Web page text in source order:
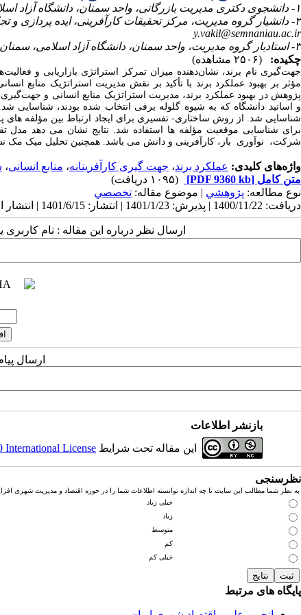
۱- دانشجوی دکتری مدیریت بازرگانی، واحد سمنان، دانشگاه آزاد اسلامی، سمنان، ایران
۲- دانشیار گروه مدیریت، مرکز تحقیقات کارآفرینی، ایده پردازی و تجاری سازی، واحد سمنان، دانشگاه آزاد اسلامی، سمنان، ایران ،
y.vakil@semnaniau.ac.ir
۳- استادیار گروه مدیریت، واحد سمنان، دانشگاه آزاد اسلامی، سمنان، ایران
چکیده:
(۲۵۰۶ مشاهده)
جهت‌گیری نام برند، نشان‌دهنده میزان تمرکز استراتژی بازاریابی و
مؤثر بر بهبود عملکرد برند با تأکید بر نقش مدیریت استراتژیک منابع
برای شناسایی موقعیت مؤلفه ها استفاده شد. نتایج نشان می دهد
شرکت، نوآوری باز، کارآفرینی و دانش می باشد. همچنین تحلیل میک مک
واژه‌های کلیدی: عملکرد برند، جهت‌ گیری کارآفرینانه، منابع انسانی،
متن کامل [PDF 9360 kb]
(۱۰۹۵ دریافت)
نوع مطالعه: پژوهشي | موضوع مقاله: تخصصي
دریافت: 1400/11/22 | پذیرش: 1401/1/23 | انتشار: 1401/6/15 | انتشار الکترونیک: 1401/6/15
ارسال نظر درباره این مقاله : نام
ارسال
بازنشر اطلاعات
این مقاله تحت شرایط International License
نظرسنجی
به نظر شما مطالب این سایت تا چه اندازه توانسته اطلاعات شما را در حوزه اقتصاد و مدیریت شهری
خیلی زیاد
زیاد
متوسط
کم
خیلی کم
پایگاه های مرتبط